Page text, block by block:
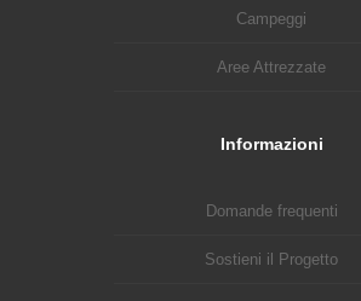
Campeggi
Aree Attrezzate
Informazioni
Domande frequenti
Sostieni il Progetto